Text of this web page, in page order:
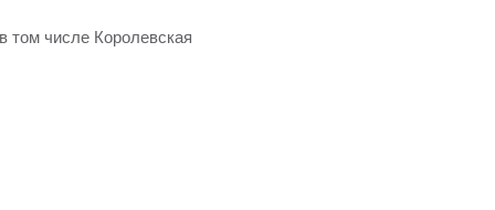
том числе Королевская